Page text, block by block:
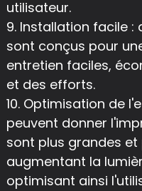
utilisateur.
9. Installation facile :
sont conçus pour
entretien faciles,
et des efforts.
10. Optimisation de
peuvent donner
sont plus grandes et
augmentant la
optimisant ainsi